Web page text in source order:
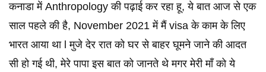
कनाडा में Anthropology की पढ़ाई कर रहा हू, ये बात आज से एक
साल पहले की है, November 2021 में मैं visa के काम के लिए
भारत आया था l मुजे देर रात को घर से बाहर घूमने जाने की आदत
सी हो गई थी, मेरे पापा इस बात को जानते थे मगर मेरी माँ को ये